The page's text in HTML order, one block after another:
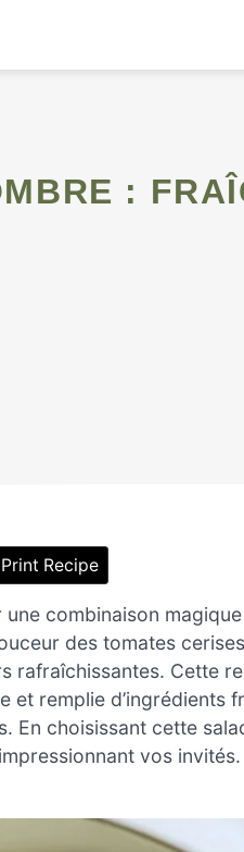
Recipe
une combinaison
des tomates
rafraîchissantes. Cette
et remplie d’ingrédients
En choisissant cette
vos